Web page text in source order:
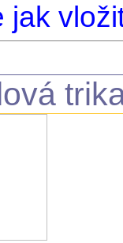
jak